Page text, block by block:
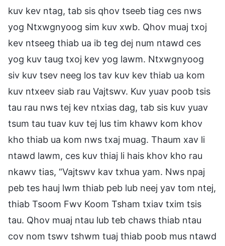
kuv kev ntag, tab sis qhov tseeb tiag ces nws
yog Ntxwgnyoog sim kuv xwb. Qhov muaj txoj
kev ntseeg thiab ua ib teg dej num ntawd ces
yog kuv taug txoj kev yog lawm. Ntxwgnyoog
siv kuv tsev neeg los tav kuv kev thiab ua kom
kuv ntxeev siab rau Vajtswv. Kuv yuav poob tsis
tau rau nws tej kev ntxias dag, tab sis kuv yuav
tsum tau tuav kuv tej lus tim khawv kom khov
kho thiab ua kom nws txaj muag. Thaum xav li
ntawd lawm, ces kuv thiaj li hais khov kho rau
nkawv tias, “Vajtswv kav txhua yam. Nws npaj
peb tes hauj lwm thiab peb lub neej yav tom ntej,
thiab Tsoom Fwv Koom Tsham txiav txim tsis
tau. Qhov muaj ntau lub teb chaws thiab ntau
cov nom tswv tshwm tuaj thiab poob mus ntawd